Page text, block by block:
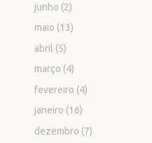
junho (2)
maio (13)
abril (5)
março (4)
fevereiro (4)
janeiro (16)
dezembro (7)